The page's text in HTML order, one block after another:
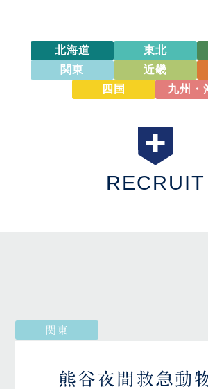
北海道 東北
関東
近畿
四国
九州・
RECRUIT
関東
熊谷夜間救急動